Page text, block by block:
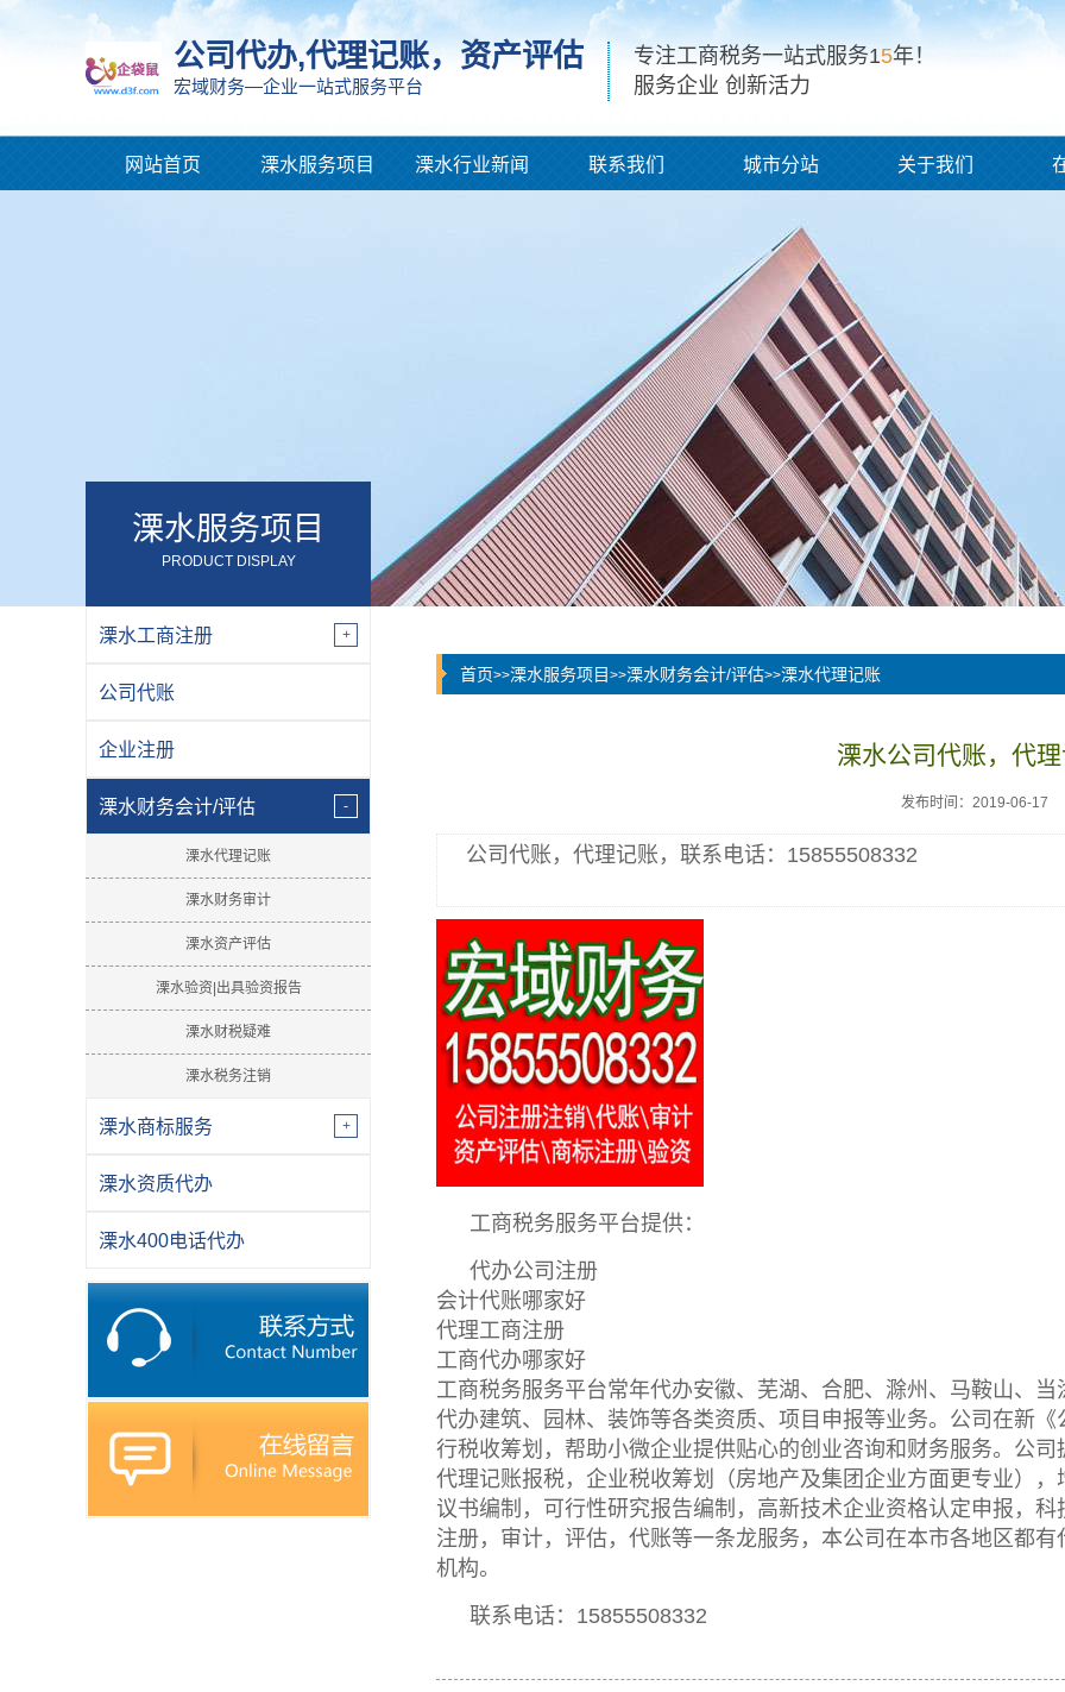
公司代办,代理记账，资产评估
宏域财务—企业一站式服务平台
专注工商税务一站式服务15年！
服务企业 创新活力
网站首页 溧水服务项目 溧水行业新闻 联系我们 城市分站 关于我们
溧水服务项目
PRODUCT DISPLAY
溧水工商注册
公司代账
企业注册
溧水财务会计/评估
溧水代理记账
溧水财务审计
溧水资产评估
溧水验资|出具验资报告
溧水财税疑难
溧水税务注销
溧水商标服务
溧水资质代办
溧水400电话代办
首页>>溧水服务项目 >>溧水财务会计/评估>>溧水代理记账
溧水公司代账，代
发布时间：2019-06-17
公司代账，代理记账，联系电话：15855508332
工商税务服务平台提供：
代办公司注册
会计代账哪家好
代理工商注册
工商代办哪家好
工商税务服务平台常年代办安徽、芜湖、合肥、滁州、马鞍山、
代办建筑、园林、装饰等各类资质、项目申报等业务。公司在新
行税收筹划，帮助小微企业提供贴心的创业咨询和财务服务。公
代理记账报税，企业税收筹划（房地产及集团企业方面更专业）
议书编制，可行性研究报告编制，高新技术企业资格认定申报，
注册，审计，评估，代账等一条龙服务，本公司在本市各地区都
机构。
联系电话：15855508332